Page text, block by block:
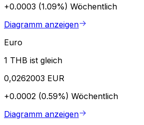
+0.0003 (1.09%) Wöchentlich
Diagramm anzeigen
Euro
1 THB ist gleich
0,0262003 EUR
+0.0002 (0.59%) Wöchentlich
Diagramm anzeigen